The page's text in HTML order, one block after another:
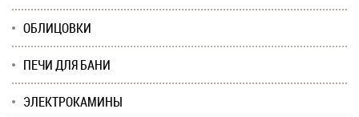
ОБЛИЦОВКИ
ПЕЧИ ДЛЯ БАНИ
ЭЛЕКТРОКАМИНЫ